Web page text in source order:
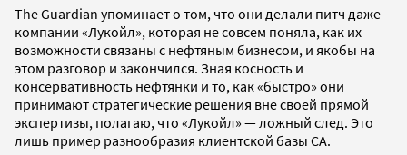
The Guardian упоминает о том, что они делали питч даже
компании «Лукойл», которая не совсем поняла, как их
возможности связаны с нефтяным бизнесом, и якобы на
этом разговор и закончился. Зная косность и
консервативность нефтянки и то, как «быстро» они
принимают стратегические решения вне своей прямой
экспертизы, полагаю, что «Лукойл» — ложный след. Это
лишь пример разнообразия клиентской базы CA.